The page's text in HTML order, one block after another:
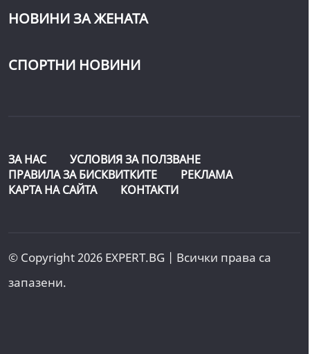
НОВИНИ ЗА ЖЕНАТА
СПОРТНИ НОВИНИ
ЗА НАС
УСЛОВИЯ ЗА ПОЛЗВАНЕ
ПРАВИЛА ЗА БИСКВИТКИТЕ
РЕКЛАМА
КАРТА НА САЙТА
КОНТАКТИ
© Copyright 2026 EXPERT.BG | Всички права са
запазени.